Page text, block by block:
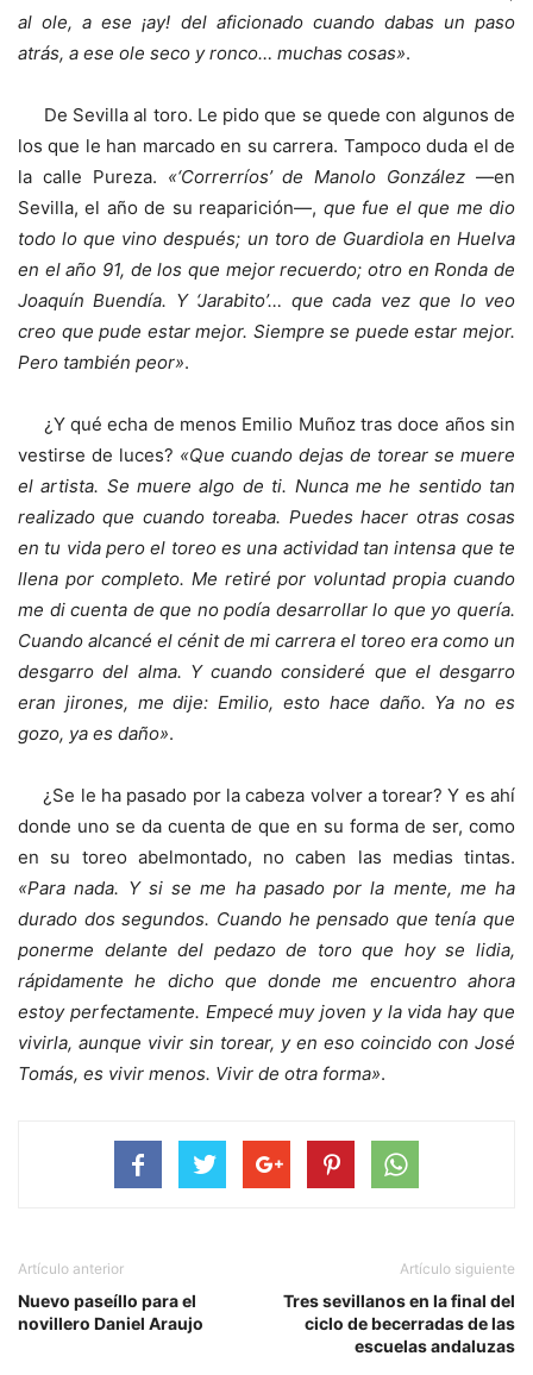
al ole, a ese ¡ay! del aficionado cuando dabas un paso
atrás, a ese ole seco y ronco… muchas cosas».
De Sevilla al toro. Le pido que se quede con algunos de
los que le han marcado en su carrera. Tampoco duda el de
la calle Pureza. «‘Correrríos’ de Manolo González —en
Sevilla, el año de su reaparición—, que fue el que me dio
todo lo que vino después; un toro de Guardiola en Huelva
en el año 91, de los que mejor recuerdo; otro en Ronda de
Joaquín Buendía. Y ‘Jarabito’… que cada vez que lo veo
creo que pude estar mejor. Siempre se puede estar mejor.
Pero también peor».
¿Y qué echa de menos Emilio Muñoz tras doce años sin
vestirse de luces? «Que cuando dejas de torear se muere
el artista. Se muere algo de ti. Nunca me he sentido tan
realizado que cuando toreaba. Puedes hacer otras cosas
en tu vida pero el toreo es una actividad tan intensa que te
llena por completo. Me retiré por voluntad propia cuando
me di cuenta de que no podía desarrollar lo que yo quería.
Cuando alcancé el cénit de mi carrera el toreo era como un
desgarro del alma. Y cuando consideré que el desgarro
eran jirones, me dije: Emilio, esto hace daño. Ya no es
gozo, ya es daño».
¿Se le ha pasado por la cabeza volver a torear? Y es ahí
donde uno se da cuenta de que en su forma de ser, como
en su toreo abelmontado, no caben las medias tintas.
«Para nada. Y si se me ha pasado por la mente, me ha
durado dos segundos. Cuando he pensado que tenía que
ponerme delante del pedazo de toro que hoy se lidia,
rápidamente he dicho que donde me encuentro ahora
estoy perfectamente. Empecé muy joven y la vida hay que
vivirla, aunque vivir sin torear, y en eso coincido con José
Tomás, es vivir menos. Vivir de otra forma».
Artículo anterior
Nuevo paseíllo para el
novillero Daniel Araujo
Artículo siguiente
Tres sevillanos en la final del
ciclo de becerradas de las
escuelas andaluzas